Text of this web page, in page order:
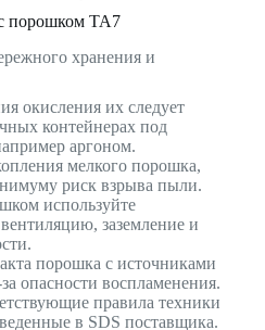
порошком TA7
хранения и
окисления их следует
контейнерах под
аргоном.
мелкого порошка,
риск взрыва пыли.
используйте
заземление и
порошка с источниками
опасности воспламенения.
правила техники
в SDS поставщика.